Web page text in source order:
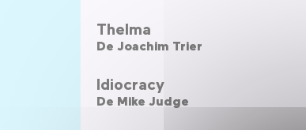
Thelma
De Joachim Trier
Idiocracy
De Mike Judge